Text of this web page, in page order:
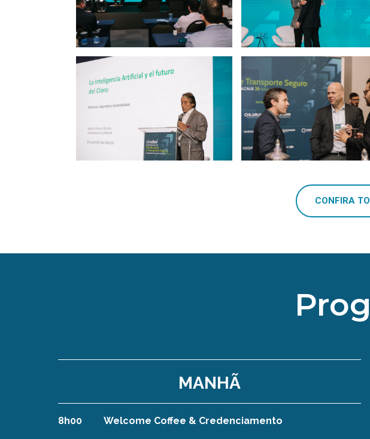
CONFIRA
MANHÃ
8h00 Welcome Coffee & Credenciamento